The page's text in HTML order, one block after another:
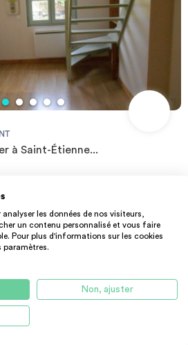
à Saint-Étienne...
les données de nos visiteurs,
un contenu personnalisé et vous faire
Pour plus d'informations sur les cookies
paramètres.
Non, ajuster